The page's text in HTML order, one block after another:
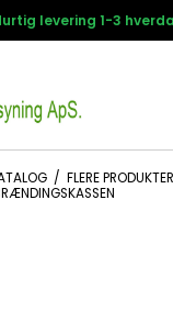
levering 1-3
/ FLERE PRODUKTER